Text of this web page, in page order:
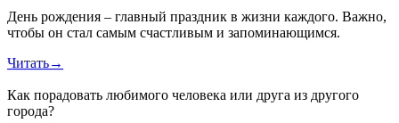
День рождения – главный праздник в жизни каждого. Важно,
чтобы он стал самым счастливым и запоминающимся.
Читать→
Как порадовать любимого человека или друга из другого
города?